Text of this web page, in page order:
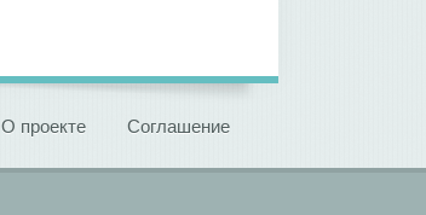
О проекте Соглашение